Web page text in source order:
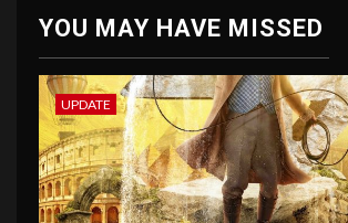
YOU MAY HAVE MISSED
UPDATE